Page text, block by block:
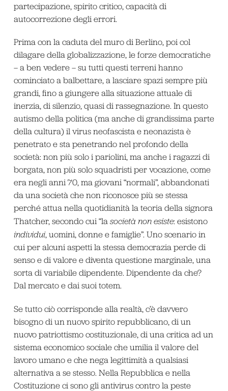
partecipazione, spirito critico, capacità di
autocorrezione degli errori.
Prima con la caduta del muro di Berlino, poi col
dilagare della globalizzazione, le forze democratiche
– a ben vedere – su tutti questi terreni hanno
cominciato a balbettare, a lasciare spazi sempre più
grandi, fino a giungere alla situazione attuale di
inerzia, di silenzio, quasi di rassegnazione. In questo
autismo della politica (ma anche di grandissima parte
della cultura) il virus neofascista e neonazista è
penetrato e sta penetrando nel profondo della
società: non più solo i pariolini, ma anche i ragazzi di
borgata, non più solo squadristi per vocazione, come
era negli anni 70, ma giovani “normali”, abbandonati
da una società che non riconosce più se stessa
perché attua nella quotidianità la teoria della signora
Thatcher, secondo cui “la società non esiste: esistono
individui, uomini, donne e famiglie”. Uno scenario in
cui per alcuni aspetti la stessa democrazia perde di
senso e di valore e diventa questione marginale, una
sorta di variabile dipendente. Dipendente da che?
Dal mercato e dai suoi totem.
Se tutto ciò corrisponde alla realtà, c’è davvero
bisogno di un nuovo spirito repubblicano, di un
nuovo patriottismo costituzionale, di una critica ad un
sistema economico sociale che umilia il valore del
lavoro umano e che nega legittimità a qualsiasi
alternativa a se stesso. Nella Repubblica e nella
Costituzione ci sono gli antivirus contro la peste